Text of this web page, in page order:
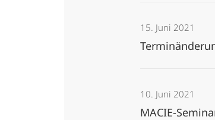
15. Juni 2021
10. Juni 2021
MACIE-